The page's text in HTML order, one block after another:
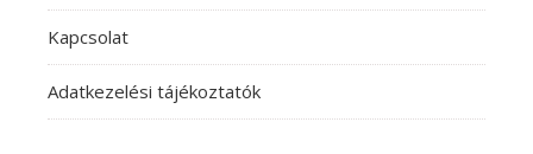
Kapcsolat
Adatkezelési tájékoztatók